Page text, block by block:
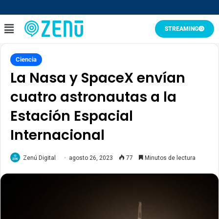
STREAMING
Ciencia
La Nasa y SpaceX envían
cuatro astronautas a la
Estación Espacial
Internacional
Zenú Digital agosto 26, 2023 77 Minutos de lectura